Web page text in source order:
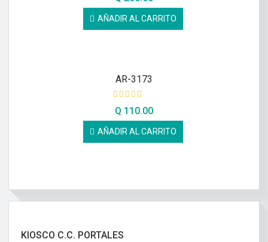
AÑADIR AL CARRITO
AR-3173
Q 110.00
AÑADIR AL CARRITO
KIOSCO C.C. PORTALES